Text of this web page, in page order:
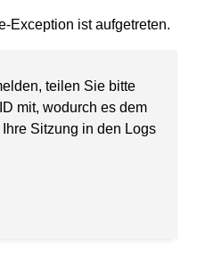
Exception ist aufgetreten.
teilen Sie bitte
mit, wodurch es dem
Sitzung in den Logs